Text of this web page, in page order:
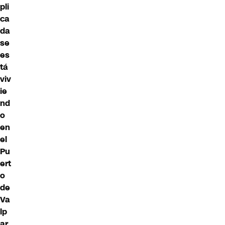
pli
ca
da
se
es
tá
viv
ie
nd
o
en
el
Pu
ert
o
de
Va
lp